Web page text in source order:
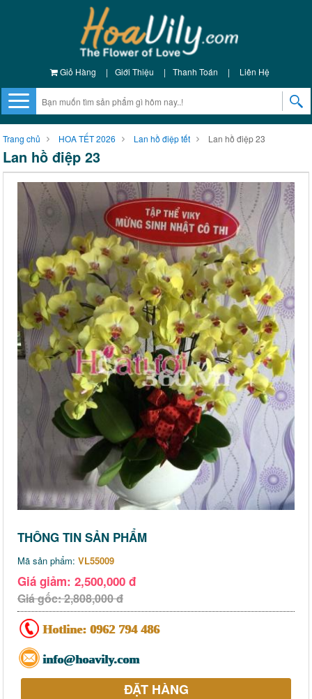
Giỏ Hàng | Giới Thiệu | Thanh Toán | Liên Hệ
Trang chủ HOA TẾT 2026 Lan hồ điệp tết Lan hồ điệp 23
Lan hồ điệp 23
THÔNG TIN SẢN PHẨM
Mã sản phẩm: VL55009
Giá giảm: 2,500,000 đ
Giá gốc: 2,808,000 đ
Hotline: 0962 794 486
info@hoavily.com
ĐẶT HÀNG